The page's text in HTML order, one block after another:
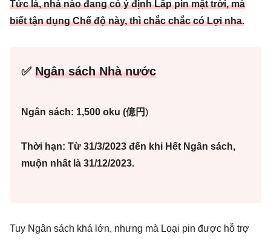
Tức là, nhà nào đang có ý định Lắp pin mặt trời, mà
biết tận dụng Chế độ này, thì chắc chắc có Lợi nha.
✅ Ngân sách Nhà nước
Ngân sách: 1,500 oku (億円)
Thời hạn: Từ 31/3/2023 đến khi Hết Ngân sách,
muộn nhất là 31/12/2023.
Tuy Ngân sách khá lớn, nhưng mà Loại pin được hỗ trợ